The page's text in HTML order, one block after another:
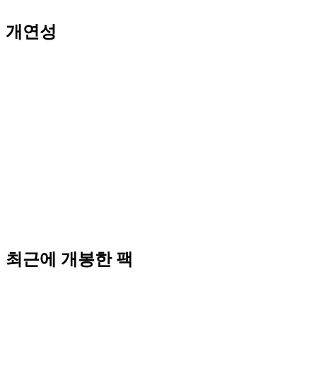
개연성
최근에 개봉한 팩